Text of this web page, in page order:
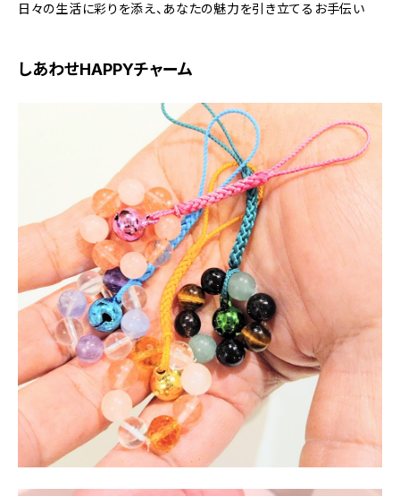
日々の生活に彩りを添え、あなたの魅力を引き立てるお手伝い
しあわせHAPPYチャーム